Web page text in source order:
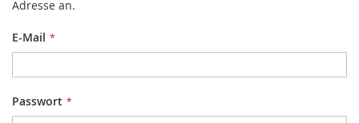
Adresse an.
E-Mail
Passwort